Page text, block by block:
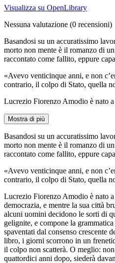
Visualizza su OpenLibrary
Nessuna valutazione (0 recensioni)
Basandosi su un accuratissimo
morto non mente è il romanzo di
raccontato come fallito, eppure
«Avevo venticinque anni, e non
contrario, il colpo di Stato, quella
Lucrezio Fiorenzo Amodio è nato
Mostra di più
Basandosi su un accuratissimo
morto non mente è il romanzo di
raccontato come fallito, eppure
«Avevo venticinque anni, e non
contrario, il colpo di Stato, quella
Lucrezio Fiorenzo Amodio è nato
democrazia, e mentre la sua città
alcuni uomini decidono le sorti di
gelignite, e compone la
spaventati dal consenso crescente
libro, i giorni scorrono in un
il colpo non scatterà. O meglio:
quattordici anni dopo, siederà